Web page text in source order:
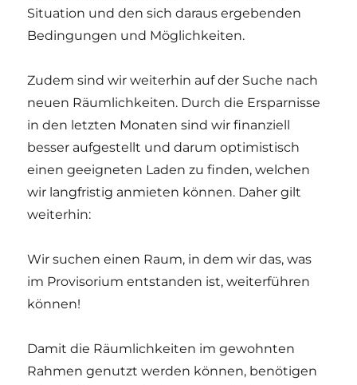
Situation und den sich daraus ergebenden
Bedingungen und Möglichkeiten.
Zudem sind wir weiterhin auf der Suche nach
neuen Räumlichkeiten. Durch die Ersparnisse
in den letzten Monaten sind wir finanziell
besser aufgestellt und darum optimistisch
einen geeigneten Laden zu finden, welchen
wir langfristig anmieten können. Daher gilt
weiterhin:
Wir suchen einen Raum, in dem wir das, was
im Provisorium entstanden ist, weiterführen
können!
Damit die Räumlichkeiten im gewohnten
Rahmen genutzt werden können, benötigen